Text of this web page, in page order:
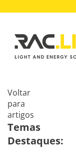
Voltar
para
artigos
Temas
Destaques: